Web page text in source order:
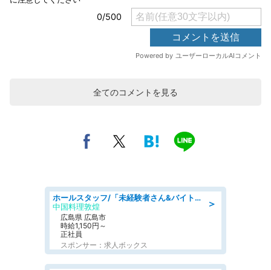
全てのコメントを見る
＞
ホールスタッフ/「未経験者さん&バイトデビューも大歓迎」残業ほぼなし×1日3時間〜勤務OK!フォロー体制も充実/広島県/広島市南区
中国料理敦煌
広島県 広島市
時給1,150円～
正社員
スポンサー：求人ボックス